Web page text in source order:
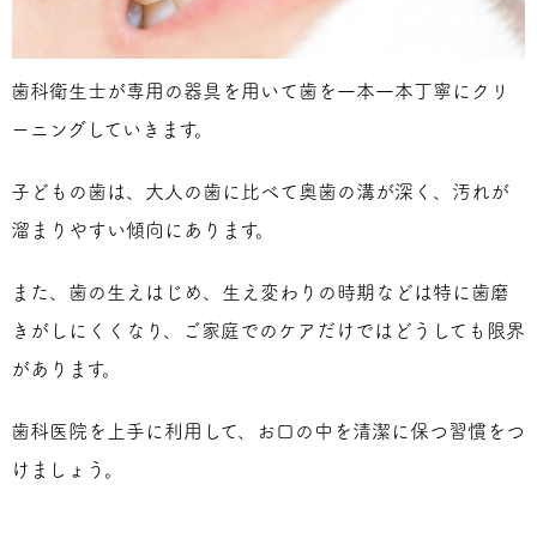
歯科衛生士が専用の器具を用いて歯を一本一本丁寧にクリ
ーニングしていきます。
子どもの歯は、大人の歯に比べて奥歯の溝が深く、汚れが
溜まりやすい傾向にあります。
また、歯の生えはじめ、生え変わりの時期などは特に歯磨
きがしにくくなり、ご家庭でのケアだけではどうしても限界
があります。
歯科医院を上手に利用して、お口の中を清潔に保つ習慣をつ
けましょう。